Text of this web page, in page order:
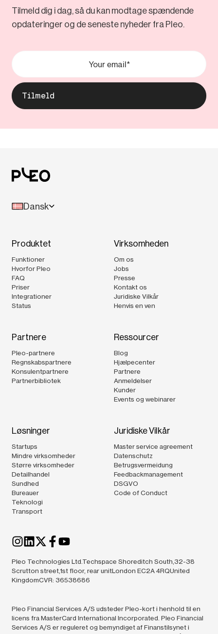
Tilmeld dig i dag, så du kan modtage spændende
opdateringer og de seneste nyheder fra Pleo.
Dansk
Produktet
Funktioner
Hvorfor Pleo
FAQ
Priser
Integrationer
Status
Virksomheden
Om os
Jobs
Presse
Kontakt os
Juridiske Vilkår
Henvis en ven
Partnere
Pleo-partnere
Regnskabspartnere
Konsulentpartnere
Partnerbibliotek
Ressourcer
Blog
Hjælpecenter
Partnere
Anmeldelser
Kunder
Events og webinarer
Løsninger
Startups
Mindre virksomheder
Større virksomheder
Detailhandel
Sundhed
Bureauer
Teknologi
Transport
Juridiske Vilkår
Master service agreement
Datenschutz
Betrugsvermeidung
Feedbackmanagement
DSGVO
Code of Conduct
Pleo Technologies Ltd.Techspace Shoreditch South,32-38
Scrutton street,1st floor, rear unitLondon EC2A 4RQUnited
KingdomCVR: 36538686
Pleo Financial Services A/S udsteder Pleo-kort i henhold til en
licens fra MasterCard International Incorporated. Pleo Financial
Services A/S er reguleret og bemyndiget af Finanstilsynet i